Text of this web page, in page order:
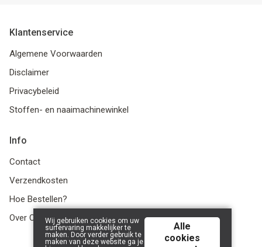
Klantenservice
Algemene Voorwaarden
Disclaimer
Privacybeleid
Stoffen- en naaimachinewinkel
Info
Contact
Verzendkosten
Hoe Bestellen?
Over Ons
Wij gebruiken cookies om uw
surfervaring makkelijker te
maken. Door verder gebruik te
maken van deze website ga je
Alle
cookies